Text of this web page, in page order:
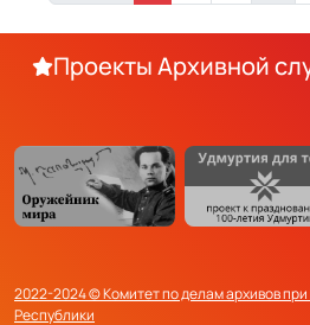
Проекты Архивной
2022-2024 © Комитет по делам архивов
Республики